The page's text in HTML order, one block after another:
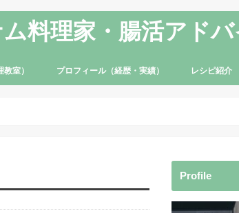
料理家・腸活アド
室） プロフィール（経歴・実績） レシピ紹介
Profile